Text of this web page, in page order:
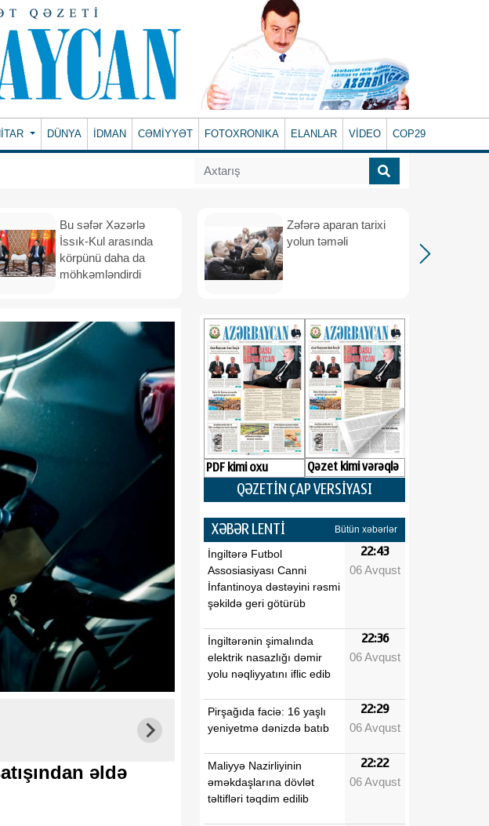
DÜNYA İDMAN CƏMİYYƏT FOTOXRONIKA ELANLAR VİDEO COP29
Bu səfər Xəzərlə
İssık-Kul arasında
körpünü daha da
möhkəmləndirdi
Zəfərə aparan tarixi
yolun təməli
əldə
PDF kimi oxu Qəzet kimi vərəqlə
QƏZETİN ÇAP VERSİYASI
XƏBƏR LENTİ Bütün xəbərlər
İngiltərə Futbol
Assosiasiyası Canni
İnfantinoya dəstəyini rəsmi
şəkildə geri götürüb
22:43
06 Avqust
İngiltərənin şimalında
elektrik nasazlığı dəmir
yolu nəqliyyatını iflic edib
22:36
06 Avqust
Pirşağıda faciə: 16 yaşlı
yeniyetmə dənizdə batıb
22:29
06 Avqust
Maliyyə Nazirliyinin
əməkdaşlarına dövlət
təltifləri təqdim edilib
22:22
06 Avqust